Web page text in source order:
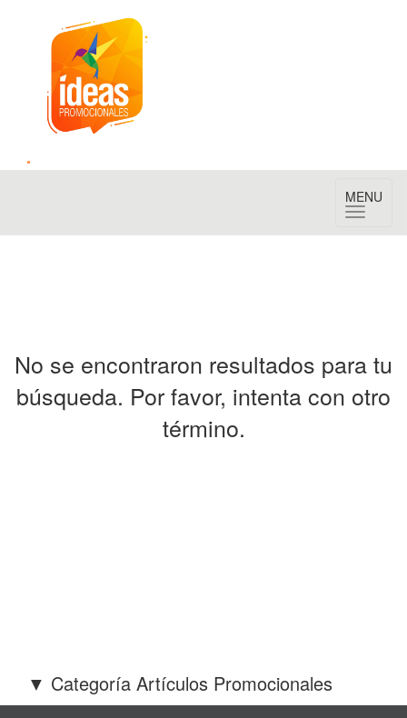
Toggle
navigation
MENU
No se encontraron resultados para tu
búsqueda. Por favor, intenta con otro
término.
▼ Categoría Artículos Promocionales